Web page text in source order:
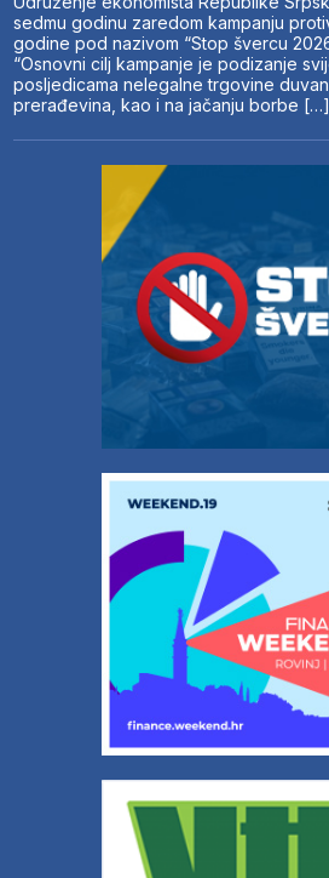
sedmu godinu zaredom kampanju
godine pod nazivom “Stop švercu
“Osnovni cilj kampanje je podizanje
posljedicama nelegalne trgovine
prerađevina, kao i na jačanju borbe […]